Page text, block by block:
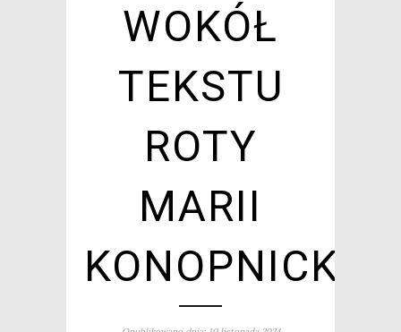
WOKÓŁ
TEKSTU
ROTY
MARII